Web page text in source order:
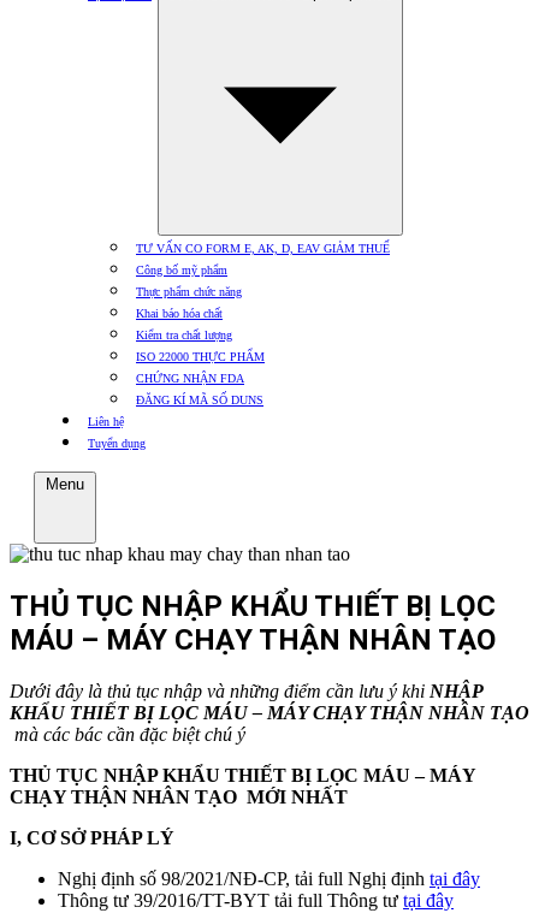
TƯ VẤN CO FORM E, AK, D, EAV GIẢM THUẾ
Công bố mỹ phẩm
Thực phẩm chức năng
Khai báo hóa chất
Kiểm tra chất lượng
ISO 22000 THỰC PHẨM
CHỨNG NHẬN FDA
ĐĂNG KÍ MÃ SỐ DUNS
Liên hệ
Tuyển dụng
Menu
THỦ TỤC NHẬP KHẨU THIẾT BỊ LỌC
MÁU – MÁY CHẠY THẬN NHÂN TẠO
Dưới đây là thủ tục nhập và những điểm cần lưu ý khi NHẬP
KHẨU THIẾT BỊ LỌC MÁU – MÁY CHẠY THẬN NHÂN TẠO
mà các bác cần đặc biệt chú ý
THỦ TỤC NHẬP KHẨU THIẾT BỊ LỌC MÁU – MÁY
CHẠY THẬN NHÂN TẠO MỚI NHẤT
I, CƠ SỞ PHÁP LÝ
Nghị định số 98/2021/NĐ-CP, tải full Nghị định tại đây
Thông tư 39/2016/TT-BYT tải full Thông tư tại đây